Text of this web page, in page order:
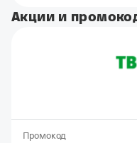
Акции и
Промокод